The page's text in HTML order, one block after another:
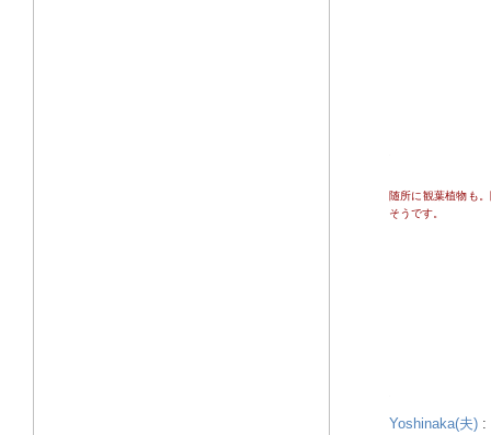
随所に観葉植物も
そうです。
Yoshinaka(夫) :